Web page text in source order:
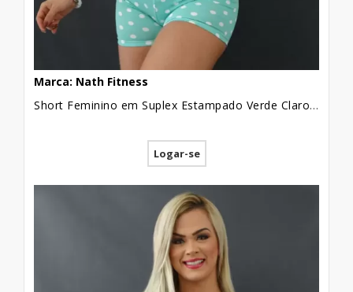
Marca: Nath Fitness
Short Feminino em Suplex Estampado Verde Claro Poa Branco [2109141]
Logar-se